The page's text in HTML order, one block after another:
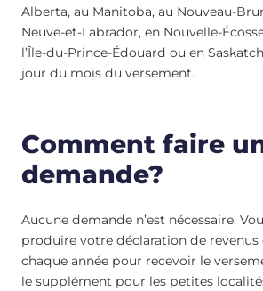
Alberta, au Manitoba, au Nouveau-
Neuve-et-Labrador, en Nouvelle-
l’Île-du-Prince-Édouard ou en
jour du mois du versement.
Comment faire
demande?
Aucune demande n’est nécessaire.
produire votre déclaration de
chaque année pour recevoir le
le supplément pour les petites